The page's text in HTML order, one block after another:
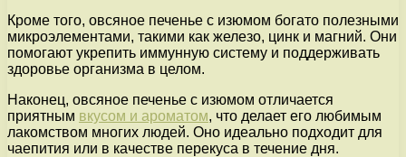
Кроме того, овсяное печенье с изюмом богато полезными
микроэлементами, такими как железо, цинк и магний. Они
помогают укрепить иммунную систему и поддерживать
здоровье организма в целом.
Наконец, овсяное печенье с изюмом отличается
приятным вкусом и ароматом, что делает его любимым
лакомством многих людей. Оно идеально подходит для
чаепития или в качестве перекуса в течение дня.